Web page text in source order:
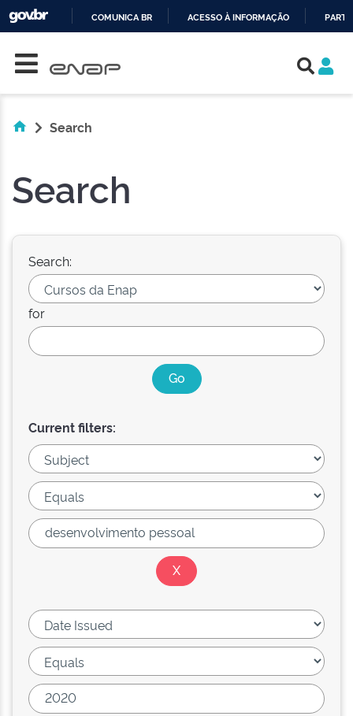
COMUNICA BR ACESSO À INFORMAÇÃO
Search
Search
Search:
for
Current filters: